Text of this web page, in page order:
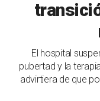
El hospital
pubertad y la
advirtiera de que